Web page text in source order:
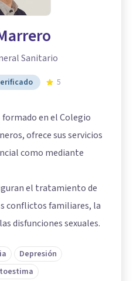
Sanitario
5
en el Colegio
ofrece sus servicios
como mediante
el tratamiento de
conflictos familiares, la
disfunciones sexuales.
Depresión